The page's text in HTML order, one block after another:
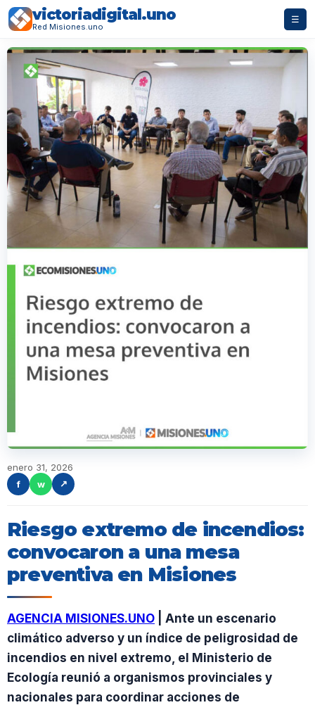
victoriadigital.uno
Red Misiones.uno
☰
enero 31, 2026
f
w ↗
Riesgo extremo de incendios:
convocaron a una mesa
preventiva en Misiones
AGENCIA MISIONES.UNO | Ante un escenario
climático adverso y un índice de peligrosidad de
incendios en nivel extremo, el Ministerio de
Ecología reunió a organismos provinciales y
nacionales para coordinar acciones de